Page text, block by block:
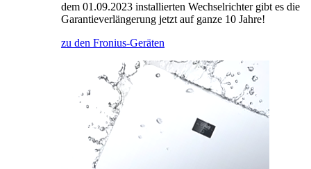
dem 01.09.2023 installierten Wechselrichter gibt es die
Garantieverlängerung jetzt auf ganze 10 Jahre!
zu den Fronius-Geräten